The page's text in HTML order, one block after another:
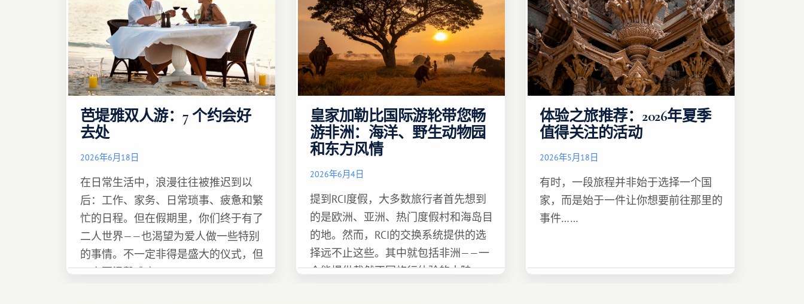
芭堤雅双人游：7 个约会好
去处
2026年6月18日
在日常生活中，浪漫往往被推迟到以
后：工作、家务、日常琐事、疲惫和繁
忙的日程。但在假期里，你们终于有了
二人世界——也渴望为爱人做一些特别
的事情。不一定非得是盛大的仪式，但
一定要温馨难忘 :)
皇家加勒比国际游轮带您畅
游非洲：海洋、野生动物园
和东方风情
2026年6月4日
提到RCI度假，大多数旅行者首先想到
的是欧洲、亚洲、热门度假村和海岛目
的地。然而，RCI的交换系统提供的选
择远不止这些。其中就包括非洲——一
个能提供截然不同旅行体验的大陆。
体验之旅推荐：2026年夏季
值得关注的活动
2026年5月18日
有时，一段旅程并非始于选择一个国
家，而是始于一件让你想要前往那里的
事件……